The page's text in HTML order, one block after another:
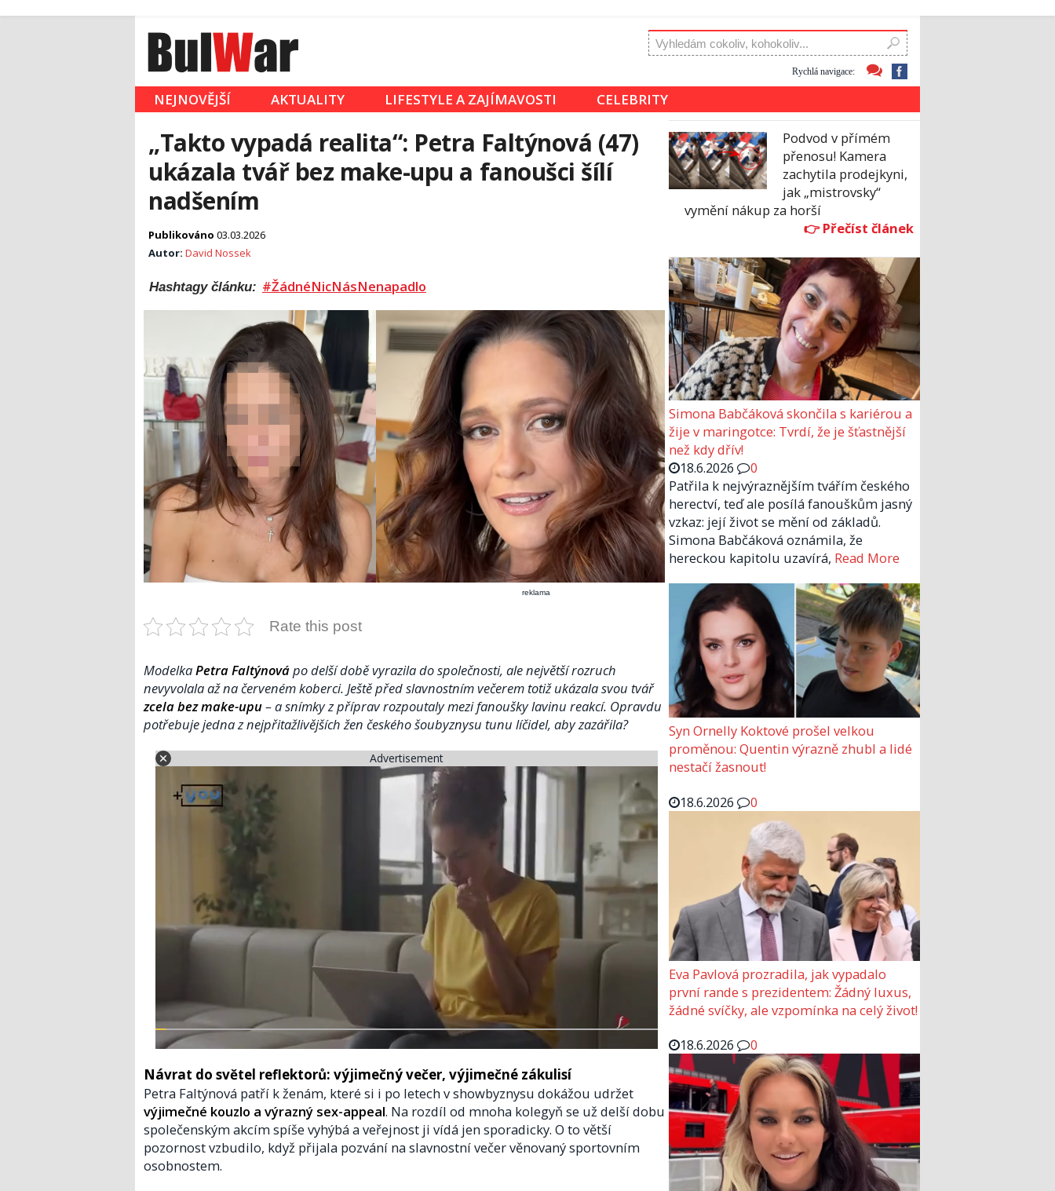
Rychlá navigace:
NEJNOVĚJŠÍ AKTUALITY LIFESTYLE A ZAJÍMAVOSTI CELEBRITY
„Takto vypadá realita“: Petra Faltýnová (47)
ukázala tvář bez make-upu a fanoušci šílí
nadšením
Publikováno 03.03.2026
Autor: David Nossek
Hashtagy článku: #ŽádnéNicNásNenapadlo
reklama
Rate this post
ModelkaPetra Faltýnovápo delší době vyrazila do společnosti, ale největší rozruch
nevyvolala až na červeném koberci. Ještě před slavnostním večerem totiž ukázala svou tvář
zcela bez make-upu– a snímky z příprav rozpoutaly mezi fanoušky lavinu reakcí. Opravdu
potřebuje jedna z nejpřitažlivějších žen českého šoubyznysu tunu líčidel, aby zazářila?
Advertisement
Návrat do světel reflektorů: výjimečný večer, výjimečné zákulisí
Petra Faltýnová patří k ženám, které si i po letech v showbyznysu dokážou udržet
výjimečné kouzlo a výrazný sex-appeal. Na rozdíl od mnoha kolegyň se už delší dobu
společenským akcím spíše vyhýbá a veřejnost ji vídá jen sporadicky. O to větší
pozornost vzbudilo, když přijala pozvání na slavnostní večer věnovaný sportovním
osobnostem.
Podvod v přímém
přenosu! Kamera
zachytila prodejkyni,
jak „mistrovsky“
vymění nákup za horší
Simona Babčáková skončila s kariérou a
žije v maringotce: Tvrdí, že je šťastnější
než kdy dřív!
18.6.2026
0
Patřila k nejvýraznějším tvářím českého
herectví, teď ale posílá fanouškům jasný
vzkaz: její život se mění od základů.
Simona Babčáková oznámila, že
hereckou kapitolu uzavírá, Read More
Syn Ornelly Koktové prošel velkou
proměnou: Quentin výrazně zhubl a lidé
nestačí žasnout!
18.6.2026
0
Eva Pavlová prozradila, jak vypadalo
první rande s prezidentem: Žádný luxus,
žádné svíčky, ale vzpomínka na celý život!
18.6.2026
0